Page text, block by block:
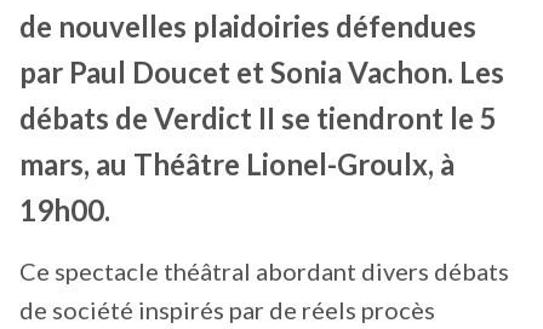
de nouvelles plaidoiries défendues
par Paul Doucet et Sonia Vachon. Les
débats de Verdict II se tiendront le 5
mars, au Théâtre Lionel-Groulx, à
19h00.
Ce spectacle théâtral abordant divers débats
de société inspirés par de réels procès